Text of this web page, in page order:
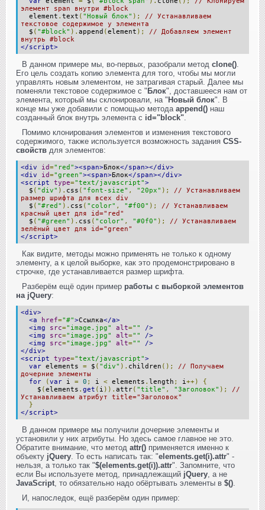
элемент span внутри #block
element . text ( "Новый блок" );
// Устанавливаем
текстовое содержимое у элемента
$ ( "#block" ). append (element );
// Добавляем элемент
внутрь #block
</script>
В данном примере мы, во-первых, разобрали метод clone()
Его цель создать копию элемента для того, чтобы мы могли
управлять новым элементом, не затрагивая старый. Далее мы
поменяли текстовое содержимое с "Блок", доставшееся нам от
элемента, который мы склонировали, на "Новый блок". В
конце мы уже добавили с помощью метода append() наш
созданный блок внутрь элемента с id="block"
Помимо клонирования элементов и изменения текстового
содержимого, также используется возможность задания CSS-
свойств для элементов:
<div id="red"><span>Блок</span></div>
<div
id="green"><span>Блок</span></div>
<script
type="text/javascript">
$ ( "div" ). css ( "font-size" , "20px" );
// Устанавливаем
размер шрифта для всех div
$ ( "#red" ). css ( "color" , "#f00" );
// Устанавливаем
красный цвет для id="red"
$ ( "#green" ). css ( "color" , "#0f0" );
// Устанавливаем
зелёный цвет для id="green"
</script>
Как видите, методы можно применять не только к одному
элементу, а к целой выборке, как это продемонстрировано в
строчке, где устанавливается размер шрифта.
Разберём ещё один пример работы с выборкой элементов
на jQuery:
<div>
<a
href="#">Ссылка</a>
<img
src="image.jpg" alt=""
/>
<img
src="image.jpg" alt=""
/>
<img
src="image.jpg" alt=""
/>
</div>
<script
type="text/javascript">
var elements = $ ( "div" ). children ();
// Получаем
дочерние элементы
for
(var i = 0 ; i < elements . length ; i ++)
{
$ (elements . get ( i )). attr( "title" , "Заголовок" );
//
Устанавливаем атрибут title="Заголовок"
}
</script>
В данном примере мы получили дочерние элементы и
установили у них атрибуты. Но здесь самое главное не это.
Обратите внимание, что метод attr() применяется именно к
объекту jQuery . То есть написать так: "elements.get(i).attr" -
нельзя, а только так "$(elements.get(i)).attr". Запомните, что
если Вы используете метод, принадлежащий jQuery , а не
JavaScript , то обязательно надо обёртывать элементы в $()
И, напоследок, ещё разберём один пример: